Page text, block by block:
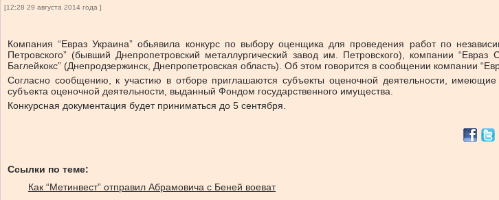
[12:28 29 августа 2014 года ]
Компания “Евраз Украина” обьявила конкурс по выбору оценщика для проведения работ по
Петровского” (бывший Днепропетровский металлургический завод им. Петровского), компании
Баглейкокс” (Днепродзержинск, Днепропетровская область). Об этом говорится в сообщении компании
Согласно сообщению, к участию в отборе приглашаются субъекты оценочной деятельности,
субъекта оценочной деятельности, выданный Фондом государственного имущества.
Конкурсная документация будет приниматься до 5 сентября.
Ссылки по теме:
Как “Метинвест” отправил Абрамовича с Беней воеват